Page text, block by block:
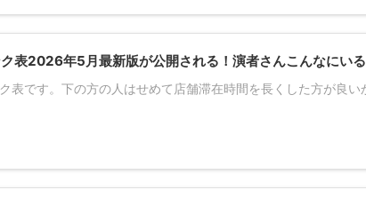
表2026年5月最新版が公開される！演者さんこんなにい
表です。下の方の人はせめて店舗滞在時間を長くした方が良